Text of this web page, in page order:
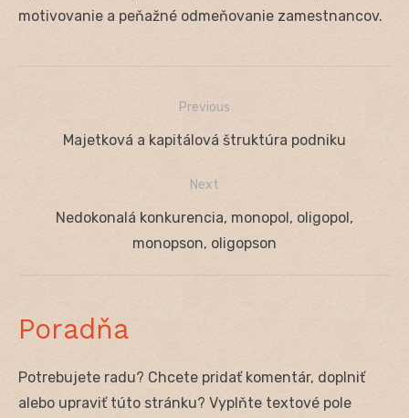
motivovanie a peňažné odmeňovanie zamestnancov.
Navigácia
Previous
Previous
Majetková a kapitálová štruktúra podniku
Next
NextNedokonalá konkurencia, monopol, oligopol,
monopson, oligopson
Poradňa
Potrebujete radu? Chcete pridať komentár, doplniť
alebo upraviť túto stránku? Vyplňte textové pole